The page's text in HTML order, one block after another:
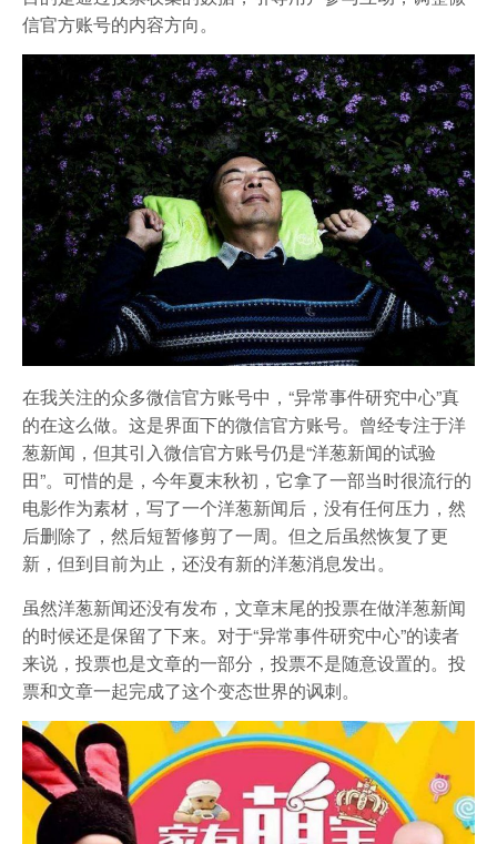
信官方账号的内容方向。
在我关注的众多微信官方账号中，“异常事件研究中心”真
的在这么做。这是界面下的微信官方账号。曾经专注于洋
葱新闻，但其引入微信官方账号仍是“洋葱新闻的试验
田”。可惜的是，今年夏末秋初，它拿了一部当时很流行的
电影作为素材，写了一个洋葱新闻后，没有任何压力，然
后删除了，然后短暂修剪了一周。但之后虽然恢复了更
新，但到目前为止，还没有新的洋葱消息发出。
虽然洋葱新闻还没有发布，文章末尾的投票在做洋葱新闻
的时候还是保留了下来。对于“异常事件研究中心”的读者
来说，投票也是文章的一部分，投票不是随意设置的。投
票和文章一起完成了这个变态世界的讽刺。